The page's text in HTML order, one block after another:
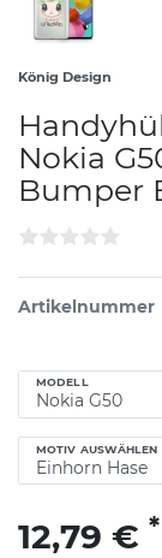
König Design
Nokia
Bumper
Artikelnummer
MODELL
MOTIV AUSWÄHLEN
12,79 € *